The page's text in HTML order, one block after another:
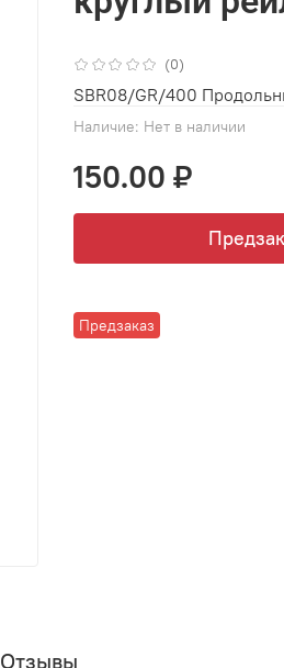
(0)
Наличие: Нет в наличии
Предзаказ
150.00 ₽
SBR08/GR/400
Отзывы